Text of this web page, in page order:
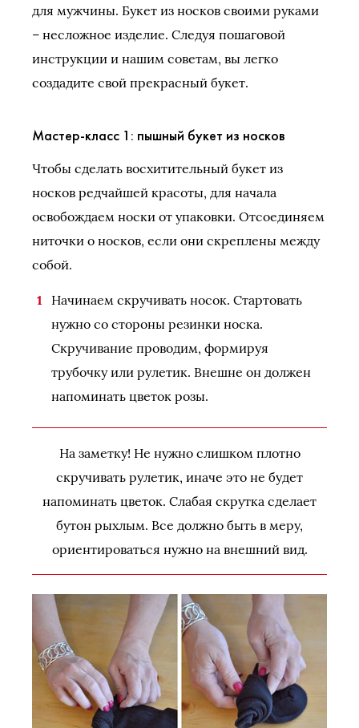
для мужчины. Букет из носков своими руками
– несложное изделие. Следуя пошаговой
инструкции и нашим советам, вы легко
создадите свой прекрасный букет.
Мастер-класс 1: пышный букет из носков
Чтобы сделать восхитительный букет из
носков редчайшей красоты, для начала
освобождаем носки от упаковки. Отсоединяем
ниточки о носков, если они скреплены между
собой.
Начинаем скручивать носок. Стартовать
нужно со стороны резинки носка.
Скручивание проводим, формируя
трубочку или рулетик. Внешне он должен
напоминать цветок розы.
На заметку! Не нужно слишком плотно
скручивать рулетик, иначе это не будет
напоминать цветок. Слабая скрутка сделает
бутон рыхлым. Все должно быть в меру,
ориентироваться нужно на внешний вид.